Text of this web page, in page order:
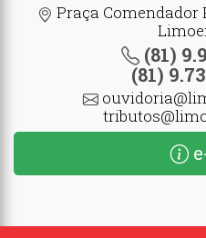
Praça Comendador
(81)
(81)